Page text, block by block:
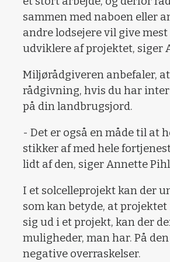
sammen med naboen eller
andre lodsejere vil give
udviklere af projektet, siger
Miljørådgiveren anbefaler,
rådgivning, hvis du har
på din landbrugsjord.
- Det er også en måde til at
stikker af med hele
lidt af den, siger Annette
I et solcelleprojekt kan der
som kan betyde, at
sig ud i et projekt, kan der
muligheder, man har. På
negative overraskelser.